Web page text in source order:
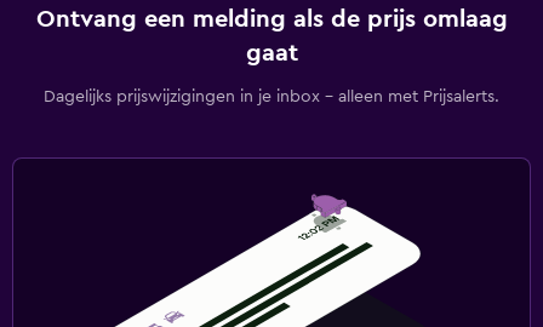
Ontvang een melding als de prijs omlaag
gaat
Dagelijks prijswijzigingen in je inbox - alleen met Prijsalerts.